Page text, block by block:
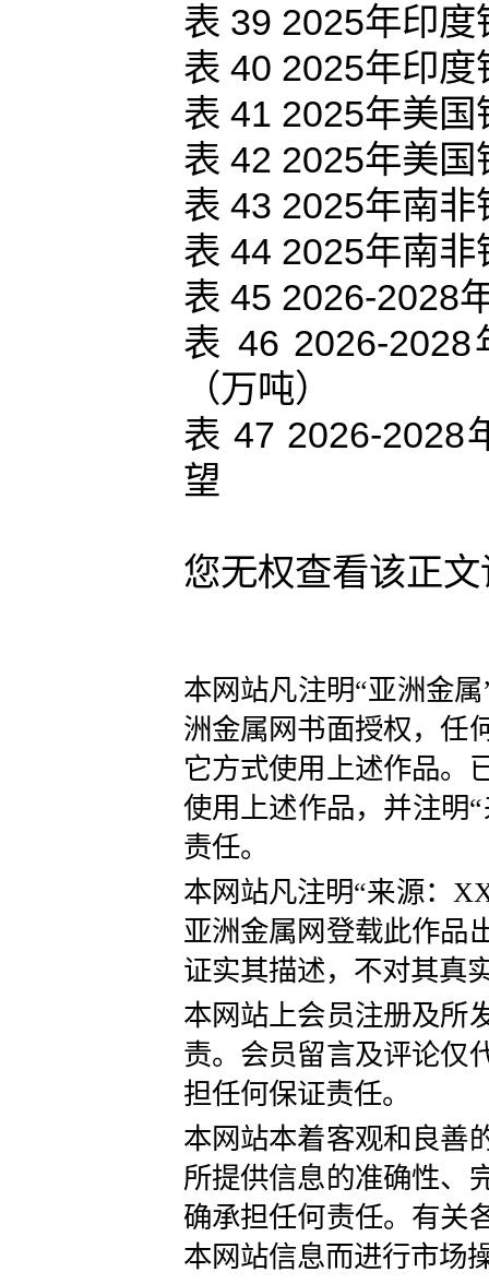
表 39 2025年印
表 40 2025年印
表 41 2025年美
表 42 2025年美
表 43 2025年南
表 44 2025年南
表 45 2026-2028
表 46 2026-
（万吨）
表 47 2026-2028
望
您无权查看该正
本网站凡注明“亚洲金
洲金属网书面授权，任
它方式使用上述作品。
使用上述作品，并注明
责任。
本网站凡注明“来源：
亚洲金属网登载此作品
证实其描述，不对其真
本网站上会员注册及所
责。会员留言及评论仅
担任何保证责任。
本网站本着客观和良善
所提供信息的准确性、
确承担任何责任。有关
本网站信息而进行市场